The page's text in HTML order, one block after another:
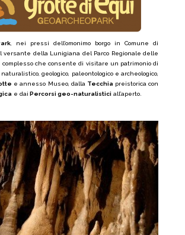
, nei pressi dell’omonimo borgo in Comune di
versante della Lunigiana del Parco Regionale delle
che consente di visitare un patrimonio di
geologico, paleontologico e archeologico,
e annesso Museo, dalla Tecchia preistorica con
e dai Percorsi geo-naturalisticiall’aperto.